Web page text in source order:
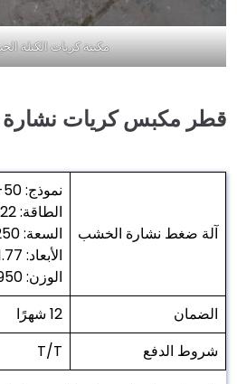
مكينة كريات الكتلة
قطر مكبس كريات نشارة
آلة ضغط نشارة الخشب
نموذج: SL-50
الطاقة: 22 كيلو واط
السعة: 250 كجم في الساعة، مجموعة واحدة
الأبعاد: 1.77*0.7*1.45 متر
الوزن: 950 كجم
الضمان
12 شهرًا
شروط الدفع
T/T